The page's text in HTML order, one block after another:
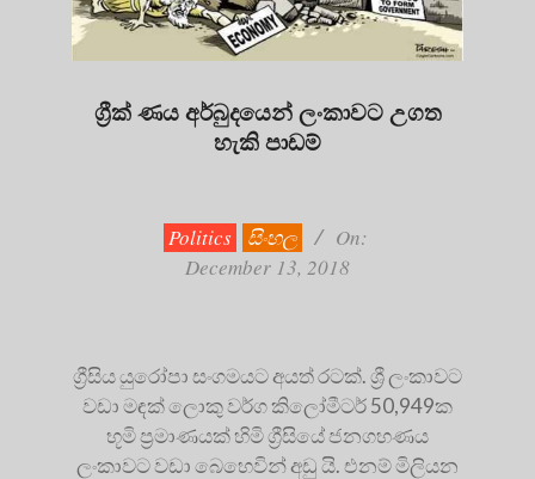
ග්‍රීක් ණය අර්බුදයෙන් ලංකාවට උගත
හැකි පාඩම්
Politics සිංහල
On:
December 13, 2018
ග්‍රීසිය යුරෝපා සංගමයට අයත් රටක්. ශ්‍රී ලංකාවට
වඩා මඳක් ලොකු වර්ග කිලෝමීටර් 50,949ක
භූමි ප්‍ර‍මාණයක් හිමි ග්‍රීසියේ ජනගහණය
ලංකාවට වඩා බෙහෙවින් අඩු යි. එනම් මිලියන